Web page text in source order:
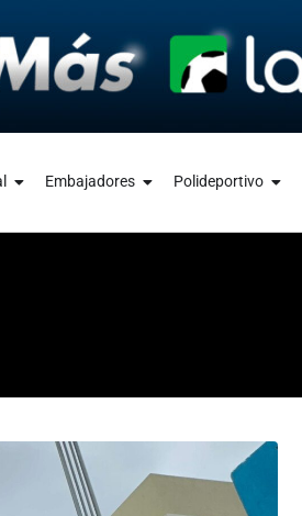
Embajadores Polideportivo